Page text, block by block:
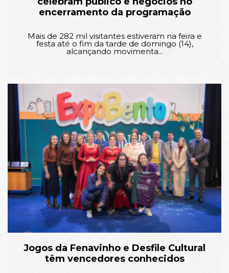
encerramento da programação
Mais de 282 mil visitantes estiveram na feira e
festa até o fim da tarde de domingo (14),
alcançando movimenta...
Jogos da Fenavinho e Desfile Cultural
têm vencedores conhecidos